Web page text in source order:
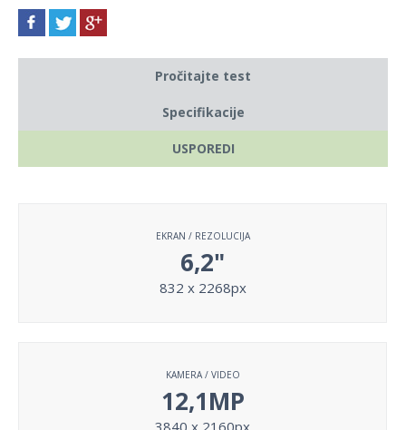
Pročitajte test
Specifikacije
USPOREDI
EKRAN / REZOLUCIJA
6,2"
832 x 2268px
KAMERA / VIDEO
12,1MP